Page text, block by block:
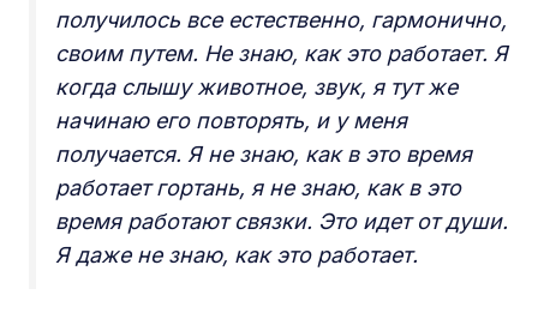
получилось все естественно, гармонично,
своим путем. Не знаю, как это работает. Я
когда слышу животное, звук, я тут же
начинаю его повторять, и у меня
получается. Я не знаю, как в это время
работает гортань, я не знаю, как в это
время работают связки. Это идет от души.
Я даже не знаю, как это работает.